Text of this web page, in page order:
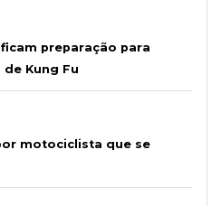
preparação para
Kung Fu
motociclista que se